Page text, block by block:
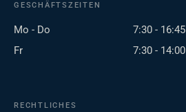
GESCHÄFTSZEITEN
Mo - Do
7:30 - 16:45
Fr
7:30 - 14:00
RECHTLICHES